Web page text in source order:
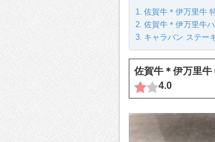
佐賀牛＊伊万里牛
佐賀牛＊伊万里牛
キャラバン ステ
佐賀牛＊伊万里
4.0